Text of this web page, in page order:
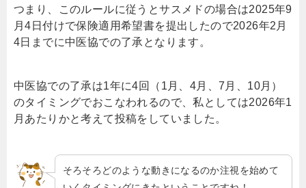
つまり、このルールに従うとサスメドの場合は2025年9
月4日付けで保険適用希望書を提出したので2026年2月
4日までに中医協での了承となります。
中医協での了承は1年に4回（1月、4月、7月、10月）
のタイミングでおこなわれるので、私としては2026年1
月あたりかと考えて投稿をしていました。
そろそろどのような動きになるのか注視を始めて